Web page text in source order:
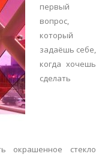
первый
вопрос,
который
задаёшь себе,
когда хочешь
сделать
окрашенное стекло